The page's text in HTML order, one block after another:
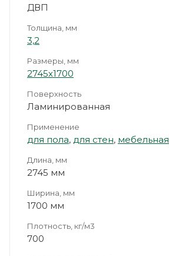
ДВП
Толщина, мм
3,2
Размеры, мм
2745х1700
Поверхность
Ламинированная
Применение
для пола, для стен, мебельная
Длина, мм
2745 мм
Ширина, мм
1700 мм
Плотность, кг/м3
700